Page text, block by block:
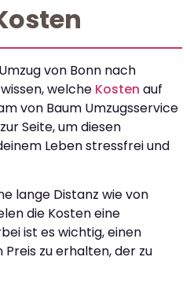
von Bonn nach
welche Kosten auf
von Baum Umzugsservice
Seite, um diesen
Leben stressfrei und
lange Distanz wie von
die Kosten eine
ist es wichtig, einen
zu erhalten, der zu